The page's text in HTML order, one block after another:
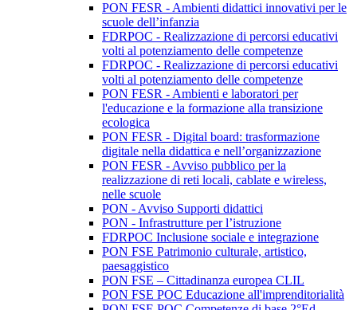
PON FESR - Ambienti didattici innovativi per le
scuole dell’infanzia
FDRPOC - Realizzazione di percorsi educativi
volti al potenziamento delle competenze
FDRPOC - Realizzazione di percorsi educativi
volti al potenziamento delle competenze
PON FESR - Ambienti e laboratori per
l'educazione e la formazione alla transizione
ecologica
PON FESR - Digital board: trasformazione
digitale nella didattica e nell’organizzazione
PON FESR - Avviso pubblico per la
realizzazione di reti locali, cablate e wireless,
nelle scuole
PON - Avviso Supporti didattici
PON - Infrastrutture per l’istruzione
FDRPOC Inclusione sociale e integrazione
PON FSE Patrimonio culturale, artistico,
paesaggistico
PON FSE – Cittadinanza europea CLIL
PON FSE POC Educazione all'imprenditorialità